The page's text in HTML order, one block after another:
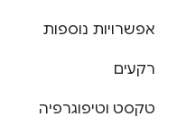
אפשרויות נוספות
רקעים
טקסט וטיפוגרפיה